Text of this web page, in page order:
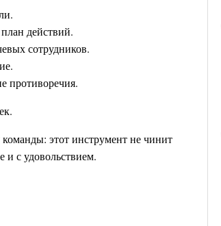
действий.
сотрудников.
противоречия.
этот инструмент не чинит
и с удовольствием.